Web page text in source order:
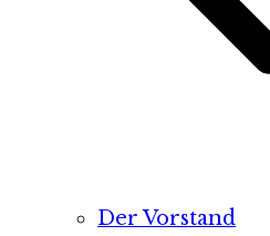
Der Vorstand